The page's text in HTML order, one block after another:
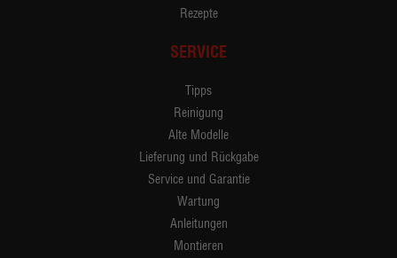
Rezepte
SERVICE
Tipps
Reinigung
Alte Modelle
Lieferung und Rückgabe
Service und Garantie
Wartung
Anleitungen
Montieren